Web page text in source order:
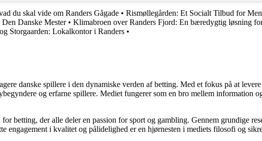
du skal vide om Randers Gågade • Rismøllegården: Et Socialt Tilbud for
Danske Mester• Klimabroen over Randers Fjord: En bæredygtig løsning
Storgaarden: Lokalkontor i Randers •
danske spillere i den dynamiske verden af betting. Med et fokus på at
og erfarne spillere. Mediet fungerer som en bro mellem information
betting, der alle deler en passion for sport og gambling. Gennem grundige
engagement i kvalitet og pålidelighed er en hjørnesten i mediets filosofi og